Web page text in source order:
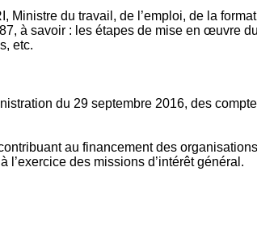
du travail, de l’emploi, de la
à savoir : les étapes de mise en œuvre
etc.
du 29 septembre 2016, des
au financement des
des missions d’intérêt général.